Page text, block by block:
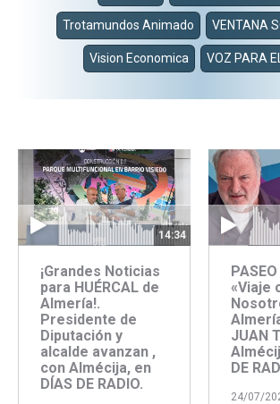
Trotamundos Animado VENTANA
Vision Economica VOZ PARA
14:34
¡Grandes Noticias
para HUÉRCAL de
Almería!.
Presidente de
Diputación y
alcalde avanzan ,
con Almécija, en
DÍAS DE RADIO.
«Viaje
JUAN
DE
24/07/